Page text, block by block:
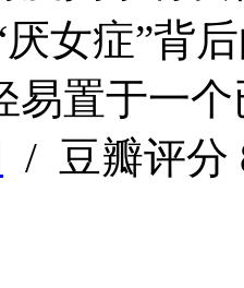
厌女症”背
易置于一
/ 豆瓣评分